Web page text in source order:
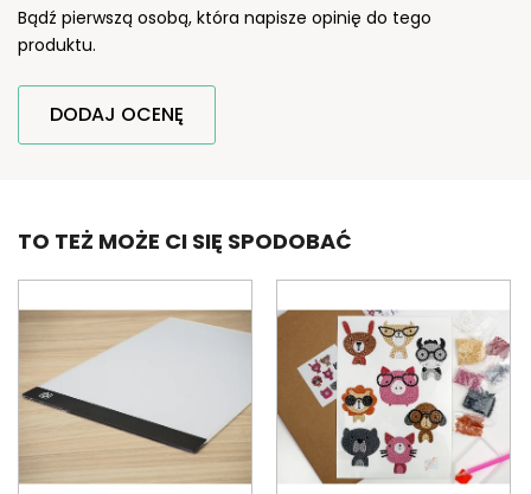
Bądź pierwszą osobą, która napisze opinię do tego
produktu.
DODAJ OCENĘ
TO TEŻ MOŻE CI SIĘ SPODOBAĆ